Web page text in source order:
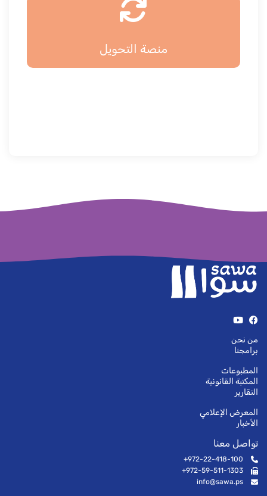
منصة التحويل
من نحن
برامجنا
المطبوعات
المكتبة القانونية
التقارير
المعرض الإعلامي
الأخبار
تواصل معنا